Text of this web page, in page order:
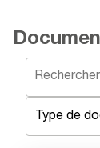
Type de